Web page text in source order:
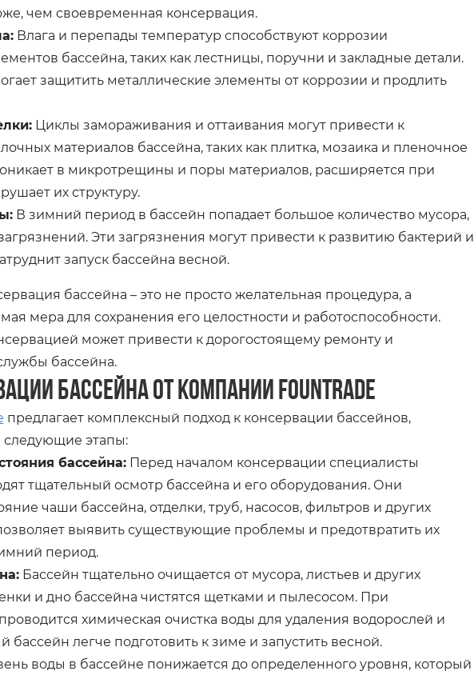
чем своевременная консервация.
Влага и перепады температур способствуют коррозии
бассейна, таких как лестницы, поручни и закладные детали.
защитить металлические элементы от коррозии и продлить
Циклы замораживания и оттаивания могут привести к
материалов бассейна, таких как плитка, мозаика и пленочное
в микротрещины и поры материалов, расширяется при
их структуру.
В зимний период в бассейн попадает большое количество мусора,
Эти загрязнения могут привести к развитию бактерий и
запуск бассейна весной.
бассейна – это не просто желательная процедура, а
мера для сохранения его целостности и работоспособности.
может привести к дорогостоящему ремонту и
бассейна.
бассейна от компании Fountrade
предлагает комплексный подход к консервации бассейнов,
этапы:
бассейна:Перед началом консервации специалисты
тщательный осмотр бассейна и его оборудования. Они
чаши бассейна, отделки, труб, насосов, фильтров и других
выявить существующие проблемы и предотвратить их
период.
Бассейн тщательно очищается от мусора, листьев и других
и дно бассейна чистятся щетками и пылесосом. При
химическая очистка воды для удаления водорослей и
бассейн легче подготовить к зиме и запустить весной.
воды в бассейне понижается до определенного уровня, который